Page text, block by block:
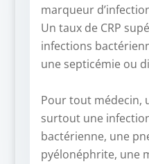
marqueur
Un taux de CRP
infections
une septicémie ou
Pour tout médecin,
surtout une
bactérienne, une
pyélonéphrite, une